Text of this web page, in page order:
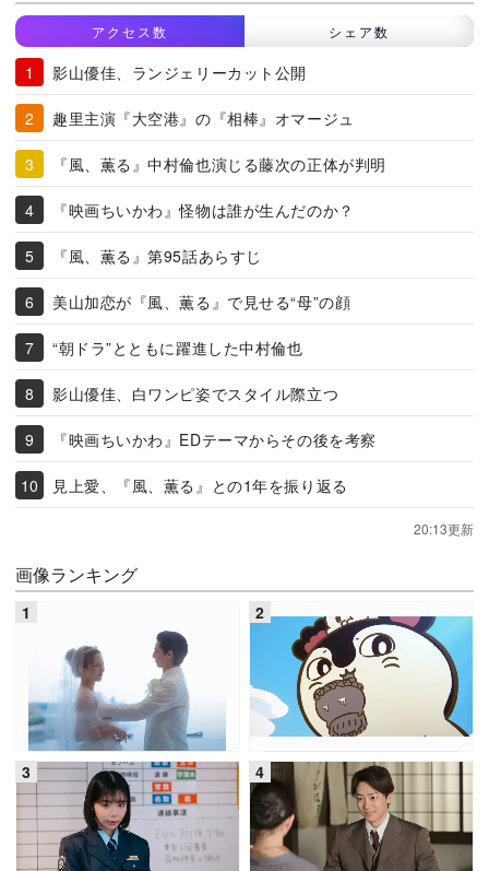
アクセス数 シェア数
影山優佳、ランジェリーカット公開
趣里主演『大空港』の『相棒』オマージュ
『風、薫る』中村倫也演じる藤次の正体が判明
『映画ちいかわ』怪物は誰が生んだのか？
『風、薫る』第95話あらすじ
美山加恋が『風、薫る』で見せる“母”の顔
“朝ドラ”とともに躍進した中村倫也
影山優佳、白ワンピ姿でスタイル際立つ
『映画ちいかわ』EDテーマからその後を考察
見上愛、『風、薫る』との1年を振り返る
20:13更新
画像ランキング